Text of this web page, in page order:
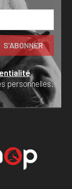
personnelles.